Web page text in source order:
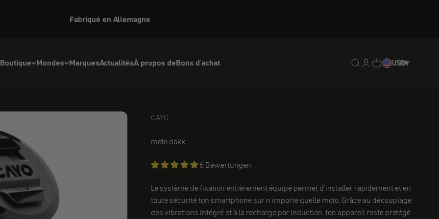
Fabriqué en Allemagne
Boutique Mondes MarquesActualitésÀ propos deBons d'achat Translation missing :
Translation missing :
Traduction
USDFR
CAYO
CAYO
moto.dokk
6 Bewertungen
Le système de fixation entièrement équipé permet d'installer rapidement et en
toute sécurité ton smartphone sur n'importe quelle moto. Grâce au découplage
des vibrations intégré et à la recharge par induction, ton appareil reste protégé